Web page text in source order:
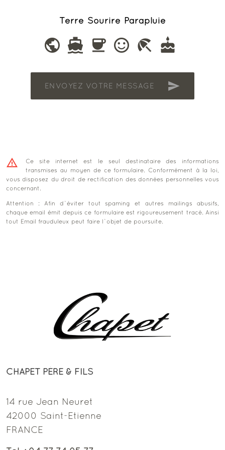
Terre Sourire Parapluie
public directions_boat coffee sentiment_satisfied_alt beach_access cake
ENVOYEZ VOTRE MESSAGE send
warning_amber
Ce site internet est le seul destinataire des informations
transmises au moyen de ce formulaire. Conformément à la loi,
vous disposez du droit de rectification des données personnelles vous
concernant.
Attention : Afin d`éviter tout spaming et autres mailings abusifs,
chaque email émit depuis ce formulaire est rigoureusement tracé. Ainsi
tout Email frauduleux peut faire l`objet de poursuite.
CHAPET PÈRE & FILS
14 rue Jean Neuret
42000 Saint-Etienne
FRANCE